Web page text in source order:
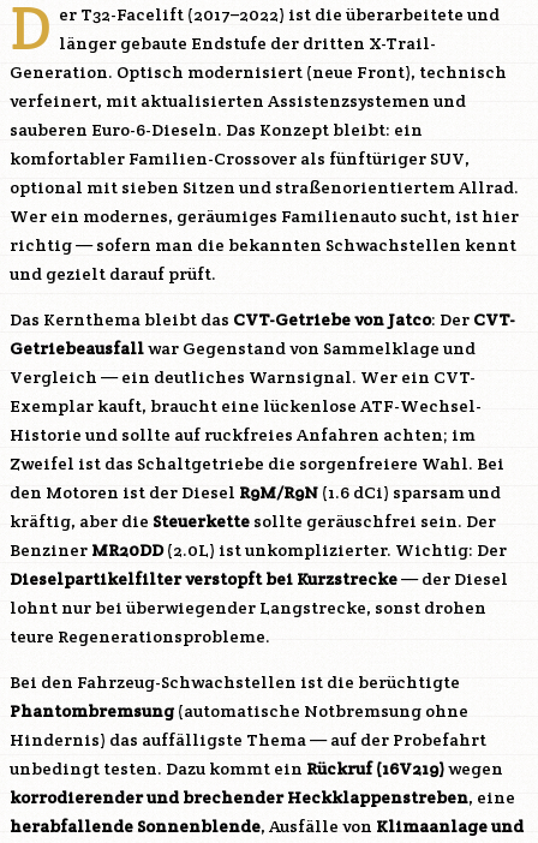
D er T32-Facelift (2017–2022) ist die überarbeitete und
länger gebaute Endstufe der dritten X-Trail-
Generation. Optisch modernisiert (neue Front), technisch
verfeinert, mit aktualisierten Assistenzsystemen und
sauberen Euro-6-Dieseln. Das Konzept bleibt: ein
komfortabler Familien-Crossover als fünftüriger SUV,
optional mit sieben Sitzen und straßenorientiertem Allrad.
Wer ein modernes, geräumiges Familienauto sucht, ist hier
richtig — sofern man die bekannten Schwachstellen kennt
und gezielt darauf prüft.
Das Kernthema bleibt das CVT-Getriebe von Jatco: Der CVT-
Getriebeausfallwar Gegenstand von Sammelklage und
Vergleich — ein deutliches Warnsignal. Wer ein CVT-
Exemplar kauft, braucht eine lückenlose ATF-Wechsel-
Historie und sollte auf ruckfreies Anfahren achten; im
Zweifel ist das Schaltgetriebe die sorgenfreiere Wahl. Bei
den Motoren ist der Diesel R9M/R9N (1.6 dCi) sparsam und
kräftig, aber die Steuerkette sollte geräuschfrei sein. Der
Benziner MR20DD(2.0L) ist unkomplizierter. Wichtig: Der
Dieselpartikelfilter verstopft bei Kurzstrecke— der Diesel
lohnt nur bei überwiegender Langstrecke, sonst drohen
teure Regenerationsprobleme.
Bei den Fahrzeug-Schwachstellen ist die berüchtigte
Phantombremsung (automatische Notbremsung ohne
Hindernis) das auffälligste Thema — auf der Probefahrt
unbedingt testen. Dazu kommt ein Rückruf (16V219)wegen
korrodierender und brechender Heckklappenstreben, eine
herabfallende Sonnenblende, Ausfälle von Klimaanlage und